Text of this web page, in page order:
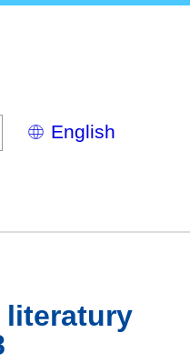
Select
your
literatury